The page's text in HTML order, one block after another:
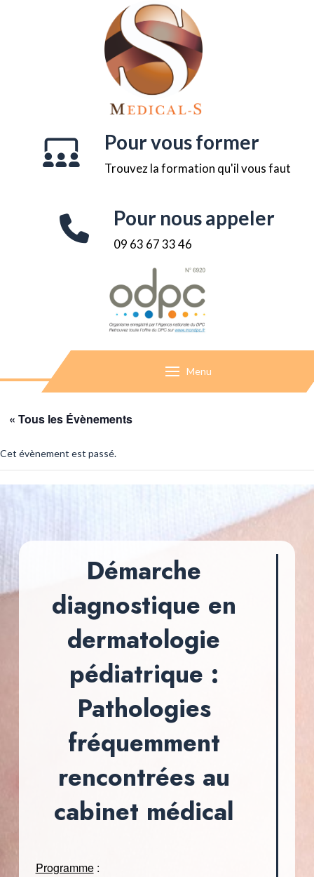
Pour vous former
Trouvez la formation qu'il vous faut
Pour nous appeler
09 63 67 33 46
Menu
« Tous les Évènements
Cet évènement est passé.
Démarche
diagnostique en
dermatologie
pédiatrique :
Pathologies
fréquemment
rencontrées au
cabinet médical
Programme :